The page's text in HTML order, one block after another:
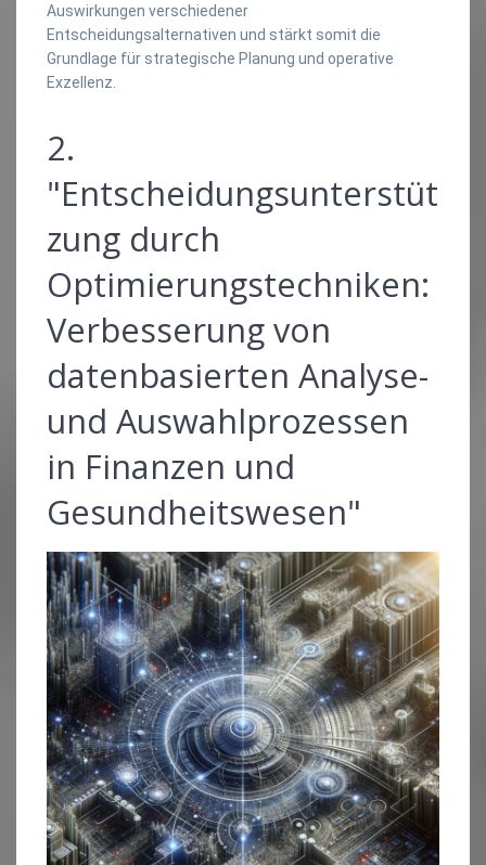
Auswirkungen verschiedener
Entscheidungsalternativen und stärkt somit die
Grundlage für strategische Planung und operative
Exzellenz.
2.
"Entscheidungsunterstüt
zung durch
Optimierungstechniken:
Verbesserung von
datenbasierten Analyse-
und Auswahlprozessen
in Finanzen und
Gesundheitswesen"